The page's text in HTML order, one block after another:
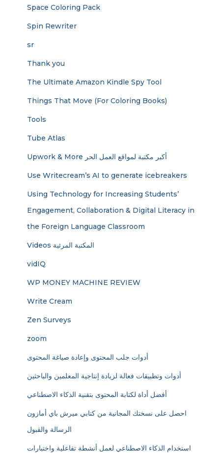
Space Coloring Pack
Spin Rewriter
sr
Thank you
The Ultimate Amazon Kindle Spy Tool
Things That Move (For Coloring Books)
Tools
Tube Atlas
Upwork & More أكبر مكتبة لمواقع العمل الحر
Use Writecream’s AI to generate icebreakers
Using Technology for Increasing Students’
Engagement, Collaboration & Digital Literacy in
the Foreign Language Classroom
Videos المكتبة المرئية
vidIQ
WP MONEY MACHINE REVIEW
Write Cream
Zen Surveys
zoom
أدوات جلب المحتوى وإعادة صياغة المحتوى
أدوات وتطبيقات فعالة لزيادة إنتاجية المعلمين والباحثين
أفضل أداة لكتابة المحتوى بتقنية الذكاء الاصطناعي
احصل على نسختك المجانية من كتابي ميرش باي أمازون
الرسالة والقبول
استخدام الذكاء الاصطناعي لعمل أنشطة تفاعلية واختبارات